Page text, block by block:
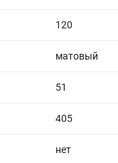
120
матовый
51
405
нет